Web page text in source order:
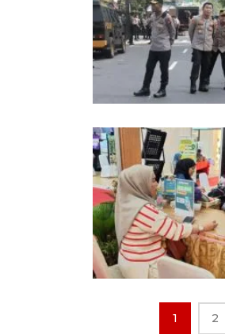
1 2